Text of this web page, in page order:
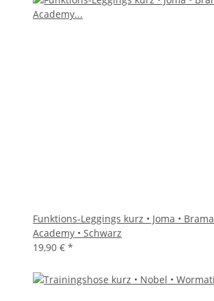
Funktions-Leggings kurz • Joma • Brama
Academy • Schwarz
19,90 € *